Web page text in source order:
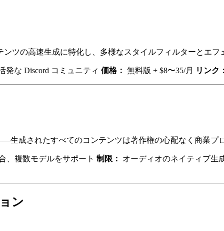
ツの高速生成に特化し、多様なスタイルフィルターとエフ
な Discord コミュニティ 価格： 無料版 + $8〜35/月 リンク
生成されたすべてのコンテンツは著作権の心配なく商業プ
、複数モデルをサポート 制限： オーディオのネイティブ生
ン